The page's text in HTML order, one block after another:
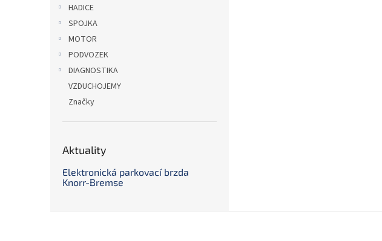
HADICE
SPOJKA
MOTOR
PODVOZEK
DIAGNOSTIKA
VZDUCHOJEMY
Značky
Aktuality
Elektronická parkovací brzda
Knorr-Bremse